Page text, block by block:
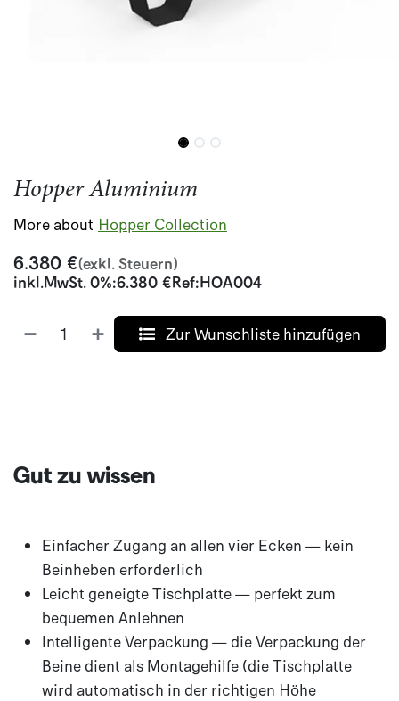
Hopper Aluminium
More about Hopper Collection
6.380 €(exkl. Steuern)
inkl.MwSt. 0%:6.380 €Ref:HOA004
Zur Wunschliste hinzufügen
Gut zu wissen
Einfacher Zugang an allen vier Ecken — kein
Beinheben erforderlich
Leicht geneigte Tischplatte — perfekt zum
bequemen Anlehnen
Intelligente Verpackung — die Verpackung der
Beine dient als Montagehilfe (die Tischplatte
wird automatisch in der richtigen Höhe